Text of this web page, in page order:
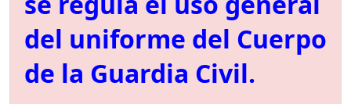
del uniforme del Cuerpo
de la Guardia Civil.